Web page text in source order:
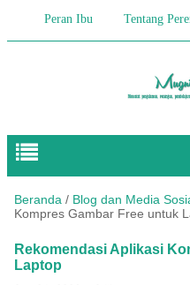
Peran Ibu Tentang
Beranda / Blog dan Media
Kompres Gambar Free untuk
Rekomendasi Aplikasi
Laptop